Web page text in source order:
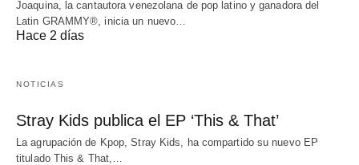
Joaquina, la cantautora venezolana de pop latino y ganadora del
Latin GRAMMY®, inicia un nuevo…
Hace 2 días
NOTICIAS
Stray Kids publica el EP ‘This & That’
La agrupación de Kpop, Stray Kids, ha compartido su nuevo EP
titulado This & That,…